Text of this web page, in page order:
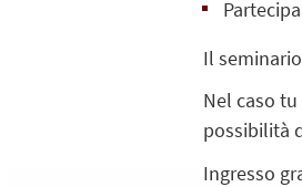
Il
Nel caso
possibilità
Ingresso